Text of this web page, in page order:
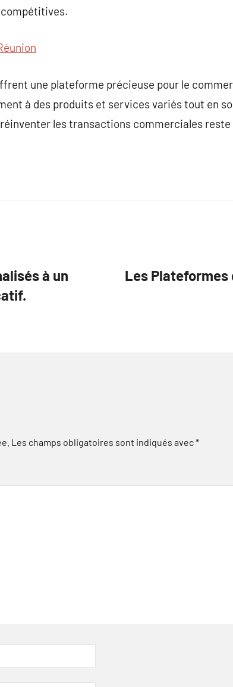
une plateforme précieuse pour le
à des produits et services variés tout en
les transactions commerciales
à un
Les Plateformes
Les champs obligatoires sont indiqués avec*